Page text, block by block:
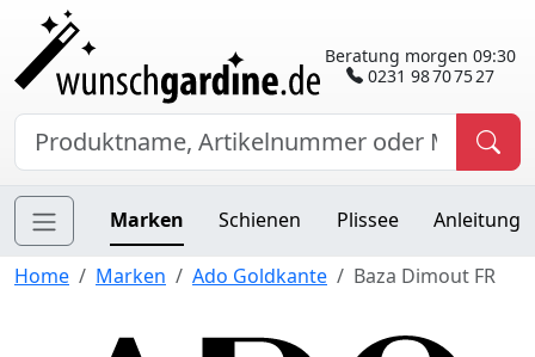
Beratung morgen 09:30
0231 98 70 75 27
Marken Schienen Plissee Anleitung
Home Marken Ado Goldkante Baza Dimout FR